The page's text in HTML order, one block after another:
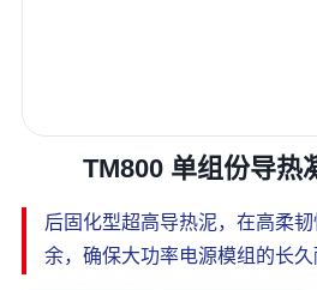
TM800 单组份导热
后固化型超高导热泥，在高柔
余，确保大功率电源模组的长久